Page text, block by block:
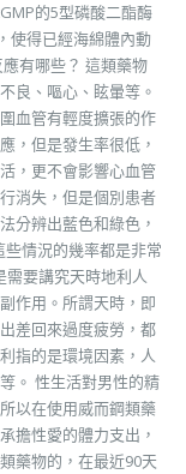
的5型磷酸二酯酶
使得已經海綿體內動
有哪些？ 這類藥物
良、嘔心、眩暈等。
血管有輕度擴張的作
，但是發生率很低，
，更不會影響心血管
消失，但是個別患者
分辨出藍色和綠色，
情況的幾率都是非常
需要講究天時地利人
作用。所謂天時，即
差回來過度疲勞，都
指的是環境因素，人
。 性生活對男性的精
以在使用威而鋼類藥
擔性愛的體力支出，
藥物的，在最近90天